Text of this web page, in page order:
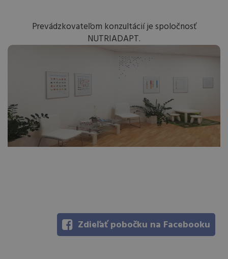
Prevádzkovateľom konzultácií je spoločnosť
NUTRIADAPT.
Zdieľať pobočku na Facebooku